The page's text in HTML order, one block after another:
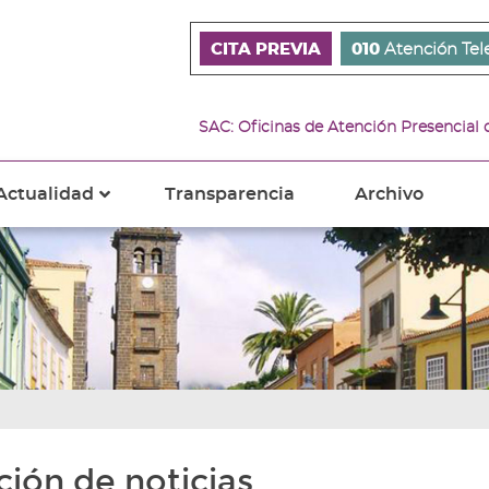
CITA PREVIA 010 Atención
SAC: Oficinas de Atención
Transparencia Archivo